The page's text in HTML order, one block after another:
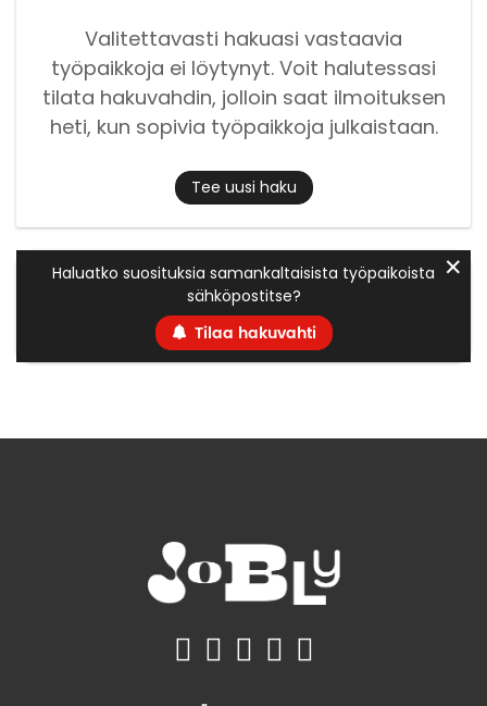
Valitettavasti hakuasi vastaavia
työpaikkoja ei löytynyt. Voit halutessasi
tilata hakuvahdin, jolloin saat ilmoituksen
heti, kun sopivia työpaikkoja julkaistaan.
Tee uusi haku
Haluatko suosituksia samankaltaisista työpaikoista
sähköpostitse?
Tilaa hakuvahti
✕